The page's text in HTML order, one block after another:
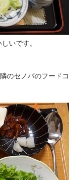
いです。
のセノバのフードコ